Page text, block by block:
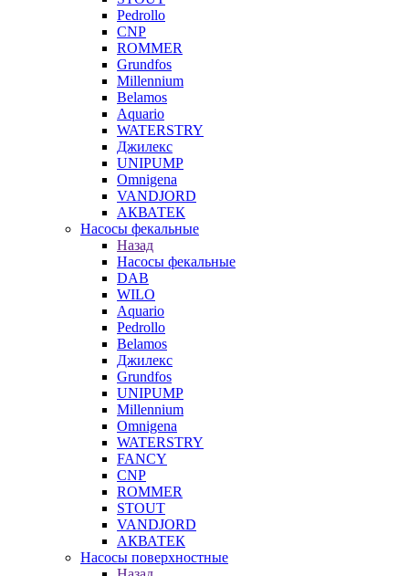
Pedrollo
CNP
ROMMER
Grundfos
Millennium
Belamos
Aquario
WATERSTRY
Джилекс
UNIPUMP
Omnigena
VANDJORD
АКВАТЕК
Насосы фекальные
Назад
Насосы фекальные
DAB
WILO
Aquario
Pedrollo
Belamos
Джилекс
Grundfos
UNIPUMP
Millennium
Omnigena
WATERSTRY
FANCY
CNP
ROMMER
STOUT
VANDJORD
АКВАТЕК
Насосы поверхностные